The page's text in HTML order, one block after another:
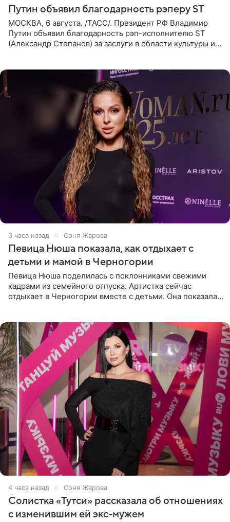
Путин объявил благодарность рэперу ST
МОСКВА, 6 августа. /ТАСС/. Президент РФ Владимир
Путин объявил благодарность рэп-исполнителю ST
(Александр Степанов) за заслуги в области культуры и
3 часа назад Соня Жарова
Певица Нюша показала, как отдыхает с
детьми и мамой в Черногории
Певица Нюша поделилась с поклонниками свежими
кадрами из семейного отпуска. Артистка сейчас
отдыхает в Черногории вместе с детьми. Она показала,
4 часа назад Соня Жарова
Солистка «Тутси» рассказала об отношениях
с изменившим ей экс-мужем